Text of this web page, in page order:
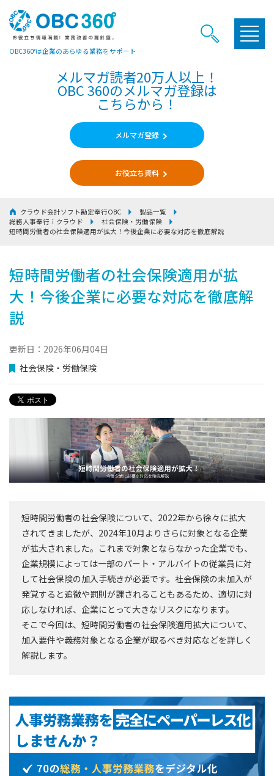
OBC360°は企業のあらゆる業務をサポートするヒントやお役立ち情報をご提供しています
メルマガ読者20万人以上！
OBC 360のメルマガ登録は
こちらから！
メルマガ登録
お役立ち資料
クラウド会計ソフト勘定奉行OBC
製品一覧
総務人事奉行ｉクラウド
社会保険・労働保険
短時間労働者の社会保険適用が拡大！今後企業に必要な対応を徹底解説
短時間労働者の社会保険適用が拡
大！今後企業に必要な対応を徹底解
説
更新日：2026年06月04日
社会保険・労働保険
短時間労働者の社会保険について、2022年から徐々に拡大
されてきましたが、2024年10月よりさらに対象となる企業
が拡大されました。これまで対象とならなかった企業でも、
企業規模によっては一部のパート・アルバイトの従業員に対
して社会保険の加入手続きが必要です。社会保険の未加入が
発覚すると追徴や罰則が課されることもあるため、適切に対
応しなければ、企業にとって大きなリスクになります。
そこで今回は、短時間労働者の社会保険適用拡大について、
加入要件や義務対象となる企業が取るべき対応などを詳しく
解説します。